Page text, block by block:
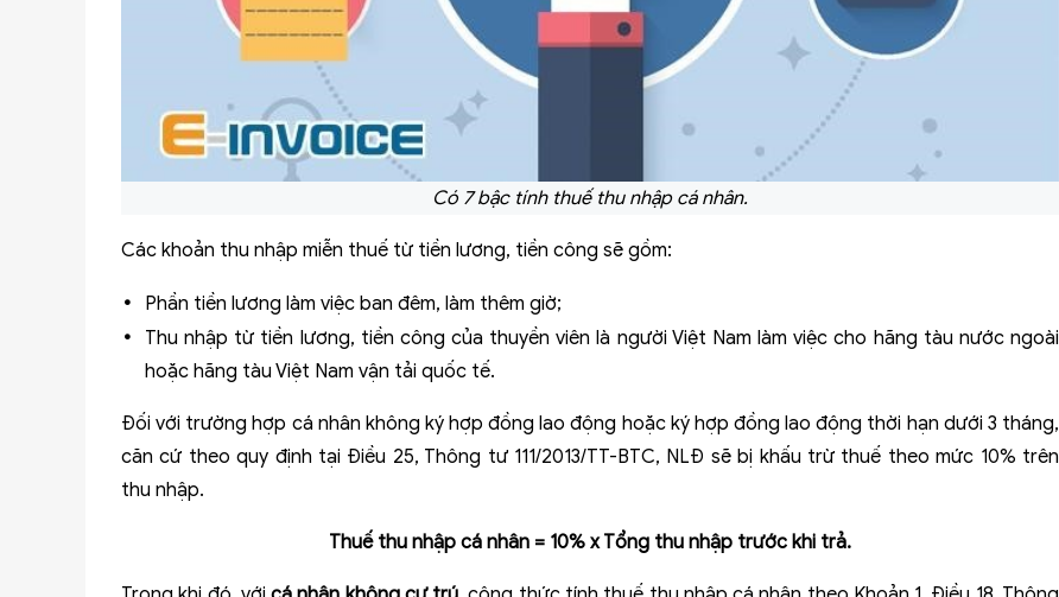
Có 7 bậc tính thuế thu nhập cá nhân.
Các khoản thu nhập miễn thuế từ tiền lương, tiền công sẽ gồm:
Phần tiền lương làm việc ban đêm, làm thêm giờ;
Thu nhập từ tiền lương, tiền công của thuyền viên là người Việt Nam làm việc cho hãng tàu nước ngoài
hoặc hãng tàu Việt Nam vận tải quốc tế.
Đối với trường hợp cá nhân không ký hợp đồng lao động hoặc ký hợp đồng lao động thời hạn dưới 3 tháng,
căn cứ theo quy định tại Điều 25, Thông tư 111/2013/TT-BTC, NLĐ sẽ bị khấu trừ thuế theo mức 10% trên
thu nhập.
Thuế thu nhập cá nhân = 10% x Tổng thu nhập trước khi trả.